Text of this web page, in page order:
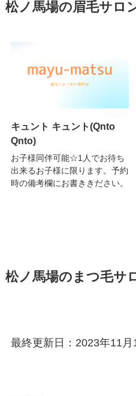
松ノ馬場の眉毛サロ
キュント キュント(Qnto
Qnto)
お子様同伴可能☆1人でお待ち
出来るお子様に限ります。予約
時の備考欄にお書ききださい。
松ノ馬場のまつ毛サ
最終更新日：2023年11月